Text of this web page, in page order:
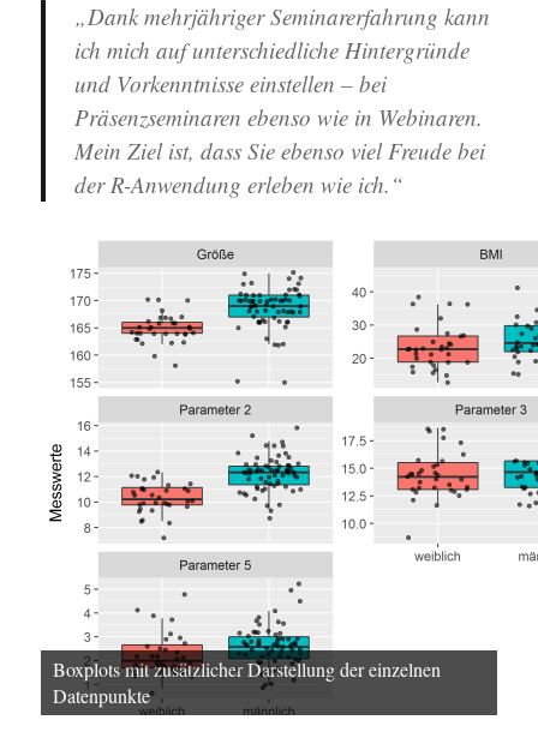
„Dank mehrjähriger Seminarerfahrung kann
ich mich auf unterschiedliche Hintergründe
und Vorkenntnisse einstellen – bei
Präsenzseminaren ebenso wie in Webinaren.
Mein Ziel ist, dass Sie ebenso viel Freude bei
der R-Anwendung erleben wie ich.“
Boxplots mit zusätzlicher Darstellung der einzelnen
Datenpunkte